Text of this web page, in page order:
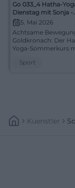
Go 033_4 Hatha-
Dienstag mit Sonja -
Sommerkurs
5. Mai 2026
Achtsame
Goldkronach: Der
Yoga-Sommerkurs
Entspannung. Am
Sport
Kuenstler